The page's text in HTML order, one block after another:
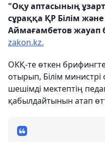
"Оқу аптасының
сұраққа ҚР Білім
Аймағамбетов жауап
zakon.kz.
ОКҚ-те өткен
отырып, Білім министрі
шешімді мектептің
қабылдайтынын атап